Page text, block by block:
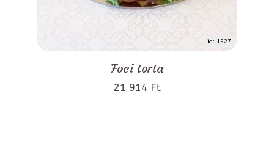
id: 1527
Foci torta
21 914 Ft